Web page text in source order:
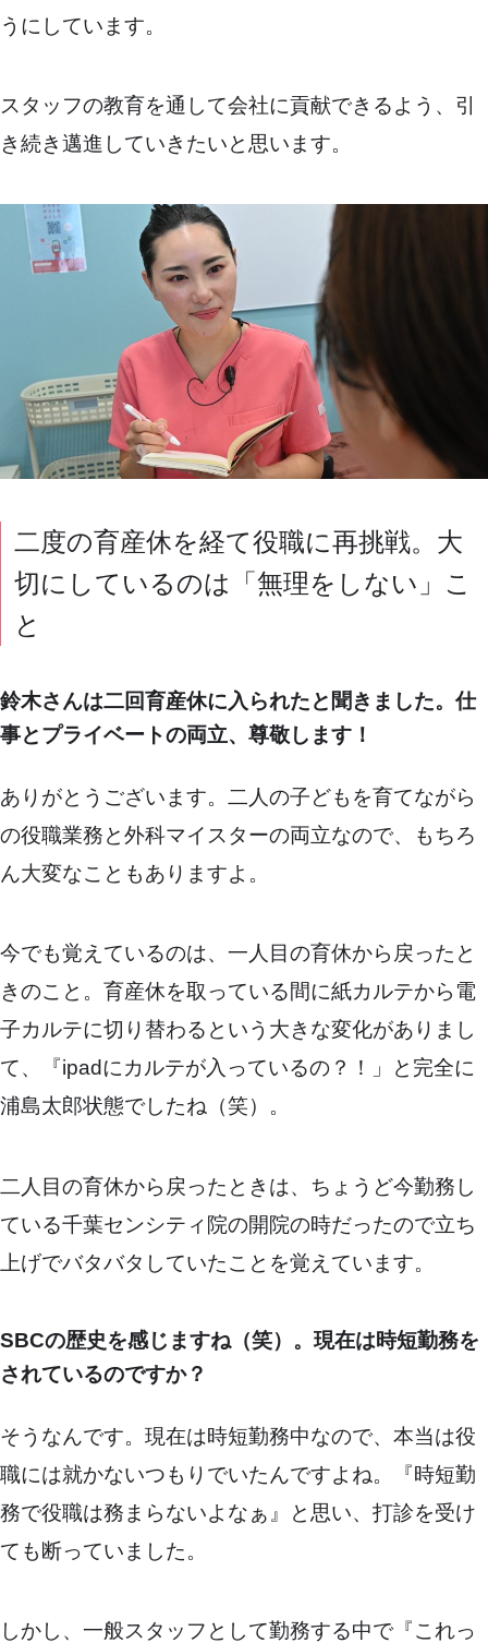
うにしています。
スタッフの教育を通して会社に貢献できるよう、引
き続き邁進していきたいと思います。
二度の育産休を経て役職に再挑戦。大
切にしているのは「無理をしない」こ
と
鈴木さんは二回育産休に入られたと聞きました。仕
事とプライベートの両立、尊敬します！
ありがとうございます。二人の子どもを育てながら
の役職業務と外科マイスターの両立なので、もちろ
ん大変なこともありますよ。
今でも覚えているのは、一人目の育休から戻ったと
きのこと。育産休を取っている間に紙カルテから電
子カルテに切り替わるという大きな変化がありまし
て、『ipadにカルテが入っているの？！」と完全に
浦島太郎状態でしたね（笑）。
二人目の育休から戻ったときは、ちょうど今勤務し
ている千葉センシティ院の開院の時だったので立ち
上げでバタバタしていたことを覚えています。
SBCの歴史を感じますね（笑）。現在は時短勤務を
されているのですか？
そうなんです。現在は時短勤務中なので、本当は役
職には就かないつもりでいたんですよね。『時短勤
務で役職は務まらないよなぁ』と思い、打診を受け
ても断っていました。
しかし、一般スタッフとして勤務する中で『これっ